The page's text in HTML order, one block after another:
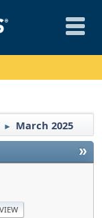
► March 2025
»